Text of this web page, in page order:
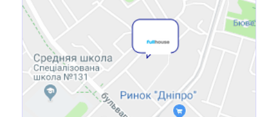
Ссылка для мобильных устройств